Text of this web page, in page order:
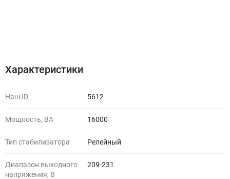
Характеристики
Наш ID 5612
Мощность, ВА 16000
Тип стабилизатора Релейный
Диапазон выходного
напряжения, В
209-231